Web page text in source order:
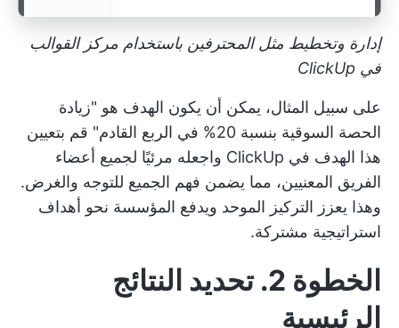
إدارة وتخطيط مثل المحترفين باستخدام مركز القوالب
في ClickUp
على سبيل المثال، يمكن أن يكون الهدف هو "زيادة
الحصة السوقية بنسبة 20% في الربع القادم" قم بتعيين
هذا الهدف في ClickUp واجعله مرئيًا لجميع أعضاء
الفريق المعنيين، مما يضمن فهم الجميع للتوجه والغرض.
وهذا يعزز التركيز الموحد ويدفع المؤسسة نحو أهداف
استراتيجية مشتركة.
الخطوة 2. تحديد النتائج
الرئيسية